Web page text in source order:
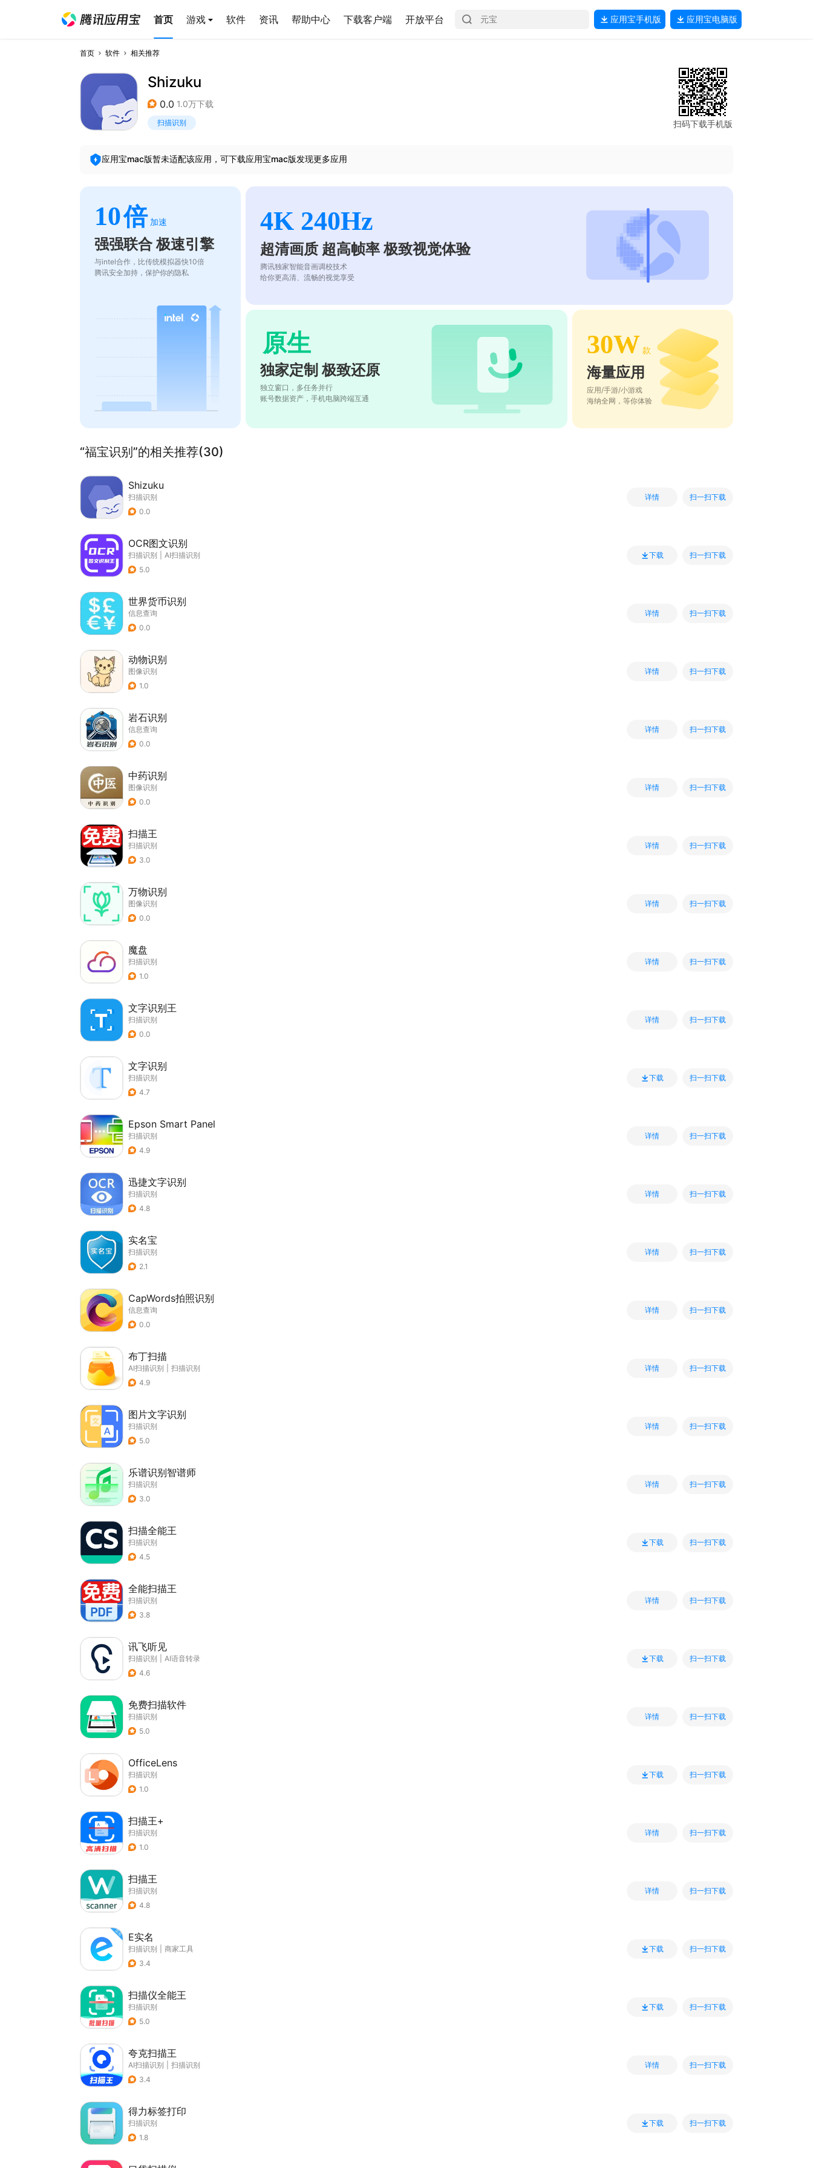
首页 游戏 软件 资讯 帮助中心 下载客户端 开放平台 应用宝手机版 应用宝电脑版
首页 软件 相关推荐
Shizuku
0.0 1.0万下载
扫描识别 扫码下载手机版
应用宝mac版暂未适配该应用，可下载应用宝mac版发现更多应用
10倍 加速
强强联合 极速引擎
与intel合作，比传统模拟器快10倍
腾讯安全加持，保护你的隐私
4K 240Hz
超清画质 超高帧率 极致视觉体验
腾讯独家智能音画调校技术
给你更高清、流畅的视觉享受
原生
独家定制 极致还原
独立窗口，多任务并行
账号数据资产，手机电脑跨端互通
30W 款
海量应用
应用/手游/小游戏
海纳全网，等你体验
“福宝识别”的相关推荐(30)
Shizuku
扫描识别
0.0
详情 扫一扫下载
OCR图文识别
扫描识别
AI扫描识别
5.0
下载 扫一扫下载
世界货币识别
信息查询
0.0
详情 扫一扫下载
动物识别
图像识别
1.0
详情 扫一扫下载
岩石识别
信息查询
0.0
详情 扫一扫下载
中药识别
图像识别
0.0
详情 扫一扫下载
扫描王
扫描识别
3.0
详情 扫一扫下载
万物识别
图像识别
0.0
详情 扫一扫下载
魔盘
扫描识别
1.0
详情 扫一扫下载
文字识别王
扫描识别
0.0
详情 扫一扫下载
文字识别
扫描识别
4.7
下载 扫一扫下载
Epson Smart Panel
扫描识别
4.9
详情 扫一扫下载
迅捷文字识别
扫描识别
4.8
详情 扫一扫下载
实名宝
扫描识别
2.1
详情 扫一扫下载
CapWords拍照识别
信息查询
0.0
详情 扫一扫下载
布丁扫描
AI扫描识别
扫描识别
4.9
详情 扫一扫下载
图片文字识别
扫描识别
5.0
详情 扫一扫下载
乐谱识别智谱师
扫描识别
3.0
详情 扫一扫下载
扫描全能王
扫描识别
4.5
下载 扫一扫下载
全能扫描王
扫描识别
3.8
详情 扫一扫下载
讯飞听见
扫描识别
AI语音转录
4.6
下载 扫一扫下载
免费扫描软件
扫描识别
5.0
详情 扫一扫下载
OfficeLens
扫描识别
1.0
下载 扫一扫下载
扫描王+
扫描识别
1.0
详情 扫一扫下载
扫描王
扫描识别
4.8
详情 扫一扫下载
E实名
扫描识别
商家工具
3.4
下载 扫一扫下载
扫描仪全能王
扫描识别
5.0
下载 扫一扫下载
夸克扫描王
AI扫描识别
扫描识别
3.4
详情 扫一扫下载
得力标签打印
扫描识别
1.8
下载 扫一扫下载